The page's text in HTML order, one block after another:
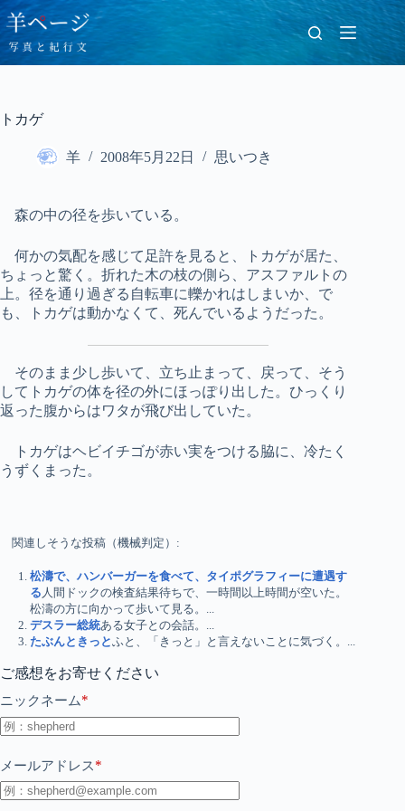
コ
ン
テ
ン
ストカゲ
羊 2008年5月22日 思いつき
森の中の径を歩いている。
何かの気配を感じて足許を見ると、トカゲが居た、
ちょっと驚く。折れた木の枝の側ら、アスファルトの
上。径を通り過ぎる自転車に轢かれはしまいか、で
も、トカゲは動かなくて、死んでいるようだった。
そのまま少し歩いて、立ち止まって、戻って、そう
してトカゲの体を径の外にほっぽり出した。ひっくり
返った腹からはワタが飛び出していた。
トカゲはヘビイチゴが赤い実をつける脇に、冷たく
うずくまった。
関連しそうな投稿（機械判定）:
松濤で、ハンバーガーを食べて、タイポグラフィーに遭遇す
る 人間ドックの検査結果待ちで、一時間以上時間が空いた。
松濤の方に向かって歩いて見る。...
デスラー総統ある女子との会話。...
たぶんときっとふと、「きっと」と言えないことに気づく。...
ご感想をお寄せください
ニックネーム*
メールアドレス*